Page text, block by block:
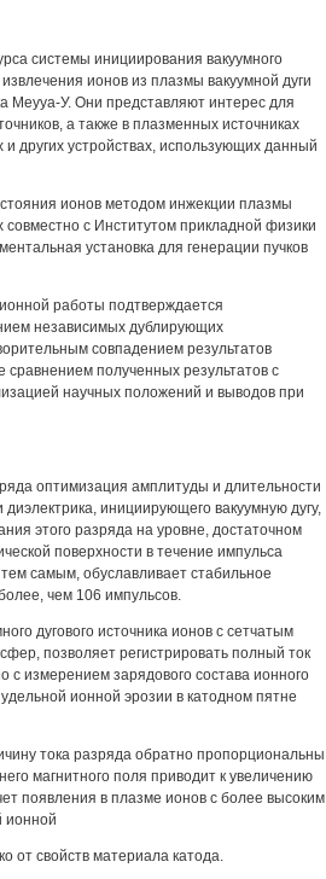
системы инициирования вакуумного
ионов из плазмы вакуумной дуги
Меууа-У. Они представляют интерес для
а также в плазменных источниках
других устройствах, использующих данный
ионов методом инжекции плазмы
совместно с Институтом прикладной физики
установка для генерации пучков
работы подтверждается
независимых дублирующих
совпадением результатов
сравнением полученных результатов с
научных положений и выводов при
оптимизация амплитуды и длительности
инициирующего вакуумную дугу,
этого разряда на уровне, достаточном
поверхности в течение импульса
самым, обуславливает стабильное
чем 106 импульсов.
дугового источника ионов с сетчатым
позволяет регистрировать полный ток
с измерением зарядового состава ионного
ионной эрозии в катодном пятне
тока разряда обратно пропорциональны
магнитного поля приводит к увеличению
появления в плазме ионов с более высоким
ионной
от свойств материала катода.